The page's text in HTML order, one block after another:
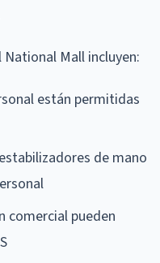
National Mall incluyen:
están permitidas
de mano
comercial pueden